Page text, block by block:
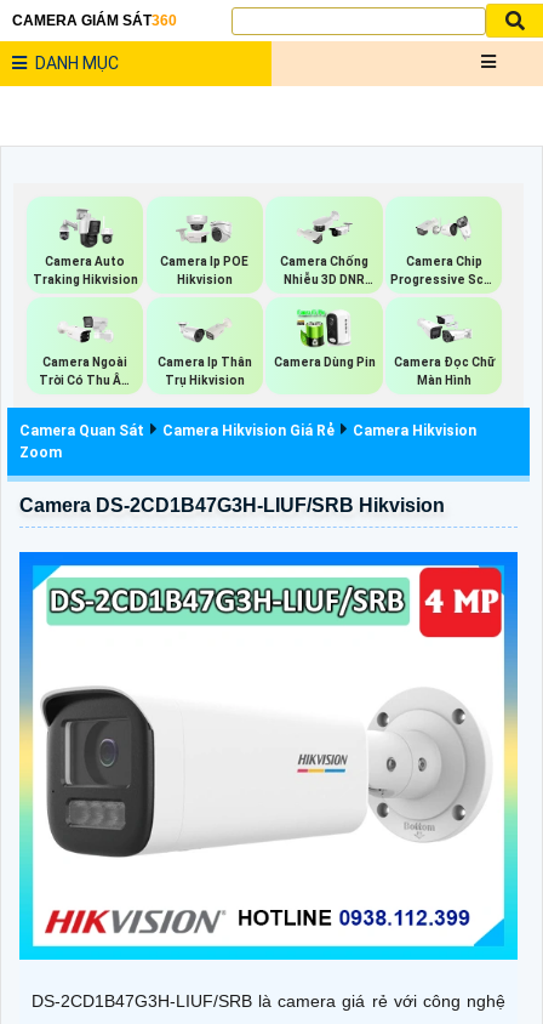
CAMERA GIÁM SÁT360
DANH MỤC
Camera Auto
Traking Hikvision
Camera Ip POE
Hikvision
Camera Chống
Nhiễu 3D DNR
Hikvison
Camera Chip
Progressive Scan
CMOS Hikvision
Camera Ngoài
Trời Có Thu Âm
Hik
Camera Ip Thân
Trụ Hikvision
Camera Dùng Pin
Camera Đọc Chữ
Màn Hình
Camera Quan Sát Camera Hikvision Giá Rẻ
Camera Hikvision
Zoom
Camera DS-2CD1B47G3H-LIUF/SRB Hikvision
DS-2CD1B47G3H-LIUF/SRB là camera giá rẻ với công nghệ